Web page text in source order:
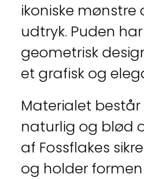
ikoniske mønstre
udtryk. Puden
geometrisk
et grafisk og
Materialet består
naturlig og blød
af Fossflakes
og holder formen